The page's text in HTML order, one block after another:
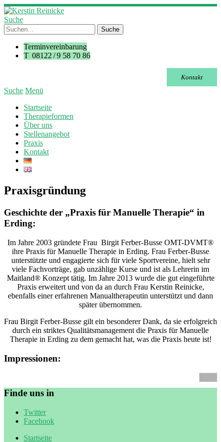
Suche
Terminvereinbarung
T 08122 / 9 58 70 86
Kontakt
Suche Menü
Startseite
Therapieformen
Über uns
Stellenangebot
Praxis
Kontakt
Praxisgründung
Geschichte der „Praxis für Manuelle Therapie“ in
Erding:
Im Jahre 2003 gründete Frau Birgit Ferber-Busse OMT-DVMT®
ihre Praxis für Manuelle Therapie in Erding. Frau Ferber-Busse
unterstützte und engagierte sich für viele Sportvereine, hielt sehr
viele Fachvorträge, gab unzählige Kurse und ist als Lehrerin im
Maitland® Konzept tätig. Im Jahre 2013 wurde die gut eingeführte
Praxis erweitert und von da an durch Frau Kerstin Reinicke,
ebenfalls einer erfahrenen Manualtherapeutin unterstützt und dann
später übernommen.
Frau Birgit Ferber-Busse gilt ein besonderer Dank, da sie erfolgreich
durch ein striktes Qualitätsmanagement die Praxis für Manuelle
Therapie in Erding zu dem gemacht hat, was die Praxis heute ist!
Impressionen:
Finde uns in
Twitter
Facebook
Startseite